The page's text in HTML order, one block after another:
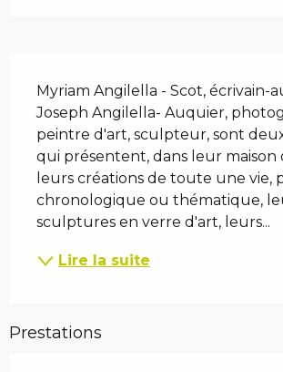
Myriam Angilella - Scot, écrivain-
Joseph Angilella- Auquier,
peintre d'art, sculpteur, sont
qui présentent, dans leur maison
leurs créations de toute une vie,
chronologique ou thématique,
sculptures en verre d'art, leurs...
Lire la suite
Prestations